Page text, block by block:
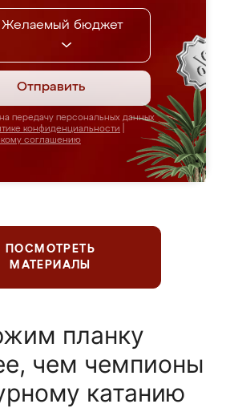
Желаемый бюджет
Отправить
передачу персональных данных
конфиденциальности
соглашению
ПОСМОТРЕТЬ
МАТЕРИАЛЫ
планку
чем чемпионы
катанию